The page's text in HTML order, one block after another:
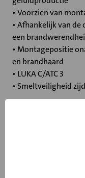
• Voorzien van
• Afhankelijk van
een
• Montagepositie
en brandhaard
• LUKA C/ATC 3
• Smeltveiligheid